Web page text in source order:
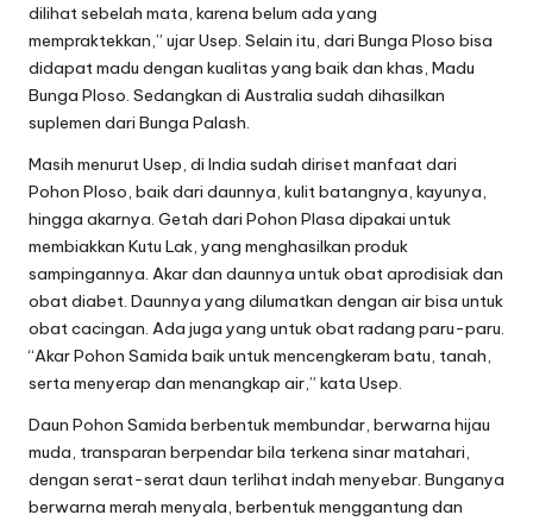
dilihat sebelah mata, karena belum ada yang
mempraktekkan,” ujar Usep. Selain itu, dari Bunga Ploso bisa
didapat madu dengan kualitas yang baik dan khas, Madu
Bunga Ploso. Sedangkan di Australia sudah dihasilkan
suplemen dari Bunga Palash.
Masih menurut Usep, di India sudah diriset manfaat dari
Pohon Ploso, baik dari daunnya, kulit batangnya, kayunya,
hingga akarnya. Getah dari Pohon Plasa dipakai untuk
membiakkan Kutu Lak, yang menghasilkan produk
sampingannya. Akar dan daunnya untuk obat aprodisiak dan
obat diabet. Daunnya yang dilumatkan dengan air bisa untuk
obat cacingan. Ada juga yang untuk obat radang paru-paru.
“Akar Pohon Samida baik untuk mencengkeram batu, tanah,
serta menyerap dan menangkap air,” kata Usep.
Daun Pohon Samida berbentuk membundar, berwarna hijau
muda, transparan berpendar bila terkena sinar matahari,
dengan serat-serat daun terlihat indah menyebar. Bunganya
berwarna merah menyala, berbentuk menggantung dan